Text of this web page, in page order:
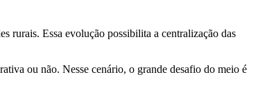
rurais. Essa evolução possibilita a centralização das
ou não. Nesse cenário, o grande desafio do meio é